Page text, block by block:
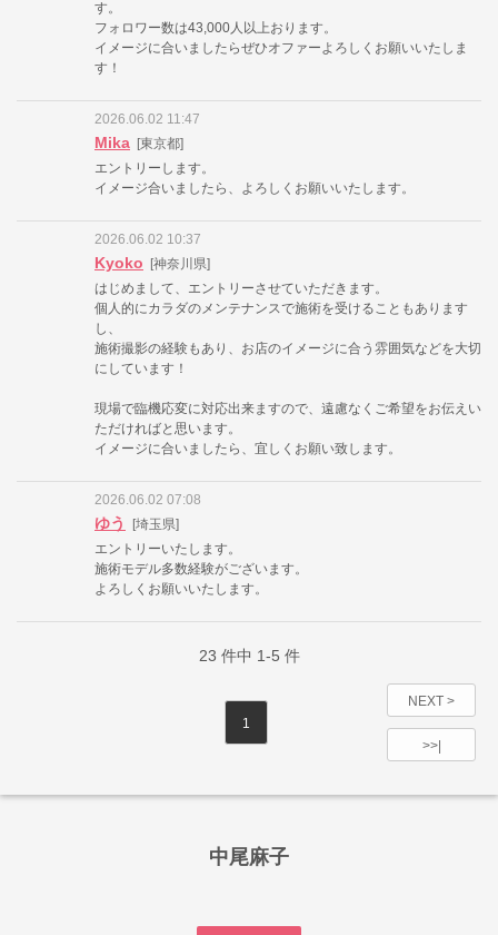
す。
フォロワー数は43,000人以上おります。
イメージに合いましたらぜひオファーよろしくお願いいたしま
す！
2026.06.02 11:47
Mika [東京都]
エントリーします。
イメージ合いましたら、よろしくお願いいたします。
2026.06.02 10:37
Kyoko
[神奈川県]
はじめまして、エントリーさせていただきます。
個人的にカラダのメンテナンスで施術を受けることもあります
し、
施術撮影の経験もあり、お店のイメージに合う雰囲気などを大切
にしています！
現場で臨機応変に対応出来ますので、遠慮なくご希望をお伝えい
ただければと思います。
イメージに合いましたら、宜しくお願い致します。
2026.06.02 07:08
ゆう
[埼玉県]
エントリーいたします。
施術モデル多数経験がございます。
よろしくお願いいたします。
23 件中 1-5 件
1
NEXT >
>>|
中尾麻子